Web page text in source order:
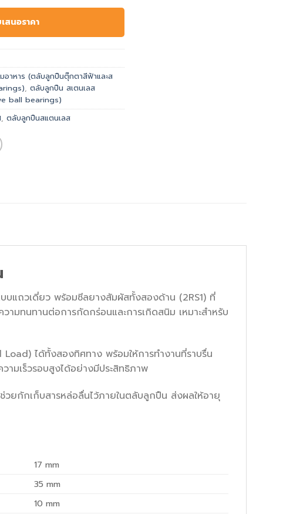
สนอราคา
าหาร (ตลับลูกปืนตุ๊กตาสีฟ้าและส
, ตลับลูกปืน สเตนเลส
ball bearings)
, ตลับลูกปืนสแตนเลส
แถวเดี่ยว พร้อมซีลยางสัมผัสทั้งสองด้าน (2RS1) ที่
มทนทานต่อการกัดกร่อนและการเกิดสนิม เหมาะสำหรับ
ได้ทั้งสองทิศทาง พร้อมให้การทำงานที่ราบรื่น
ามเร็วรอบสูงได้อย่างมีประสิทธิภาพ
ยกักเก็บสารหล่อลื่นไว้ภายในตลับลูกปืน ส่งผลให้อายุ
17 mm
35 mm
10 mm